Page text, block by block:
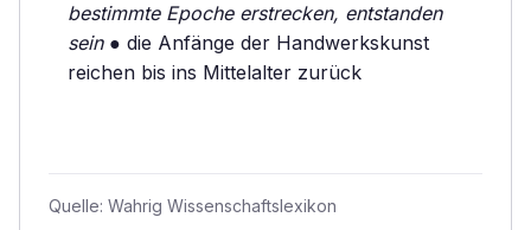
bestimmte Epoche erstrecken, entstanden
sein● die Anfänge der Handwerkskunst
reichen bis ins Mittelalter zurück
Quelle: Wahrig Wissenschaftslexikon